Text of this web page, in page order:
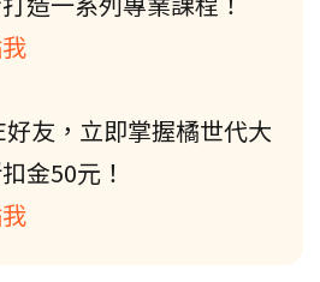
友，立即掌握橘世代大
金50元！